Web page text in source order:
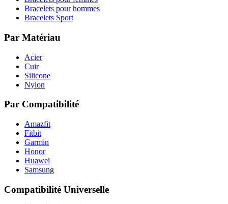
Bracelets pour hommes
Bracelets Sport
Par Matériau
Acier
Cuir
Silicone
Nylon
Par Compatibilité
Amazfit
Fitbit
Garmin
Honor
Huawei
Samsung
Compatibilité Universelle